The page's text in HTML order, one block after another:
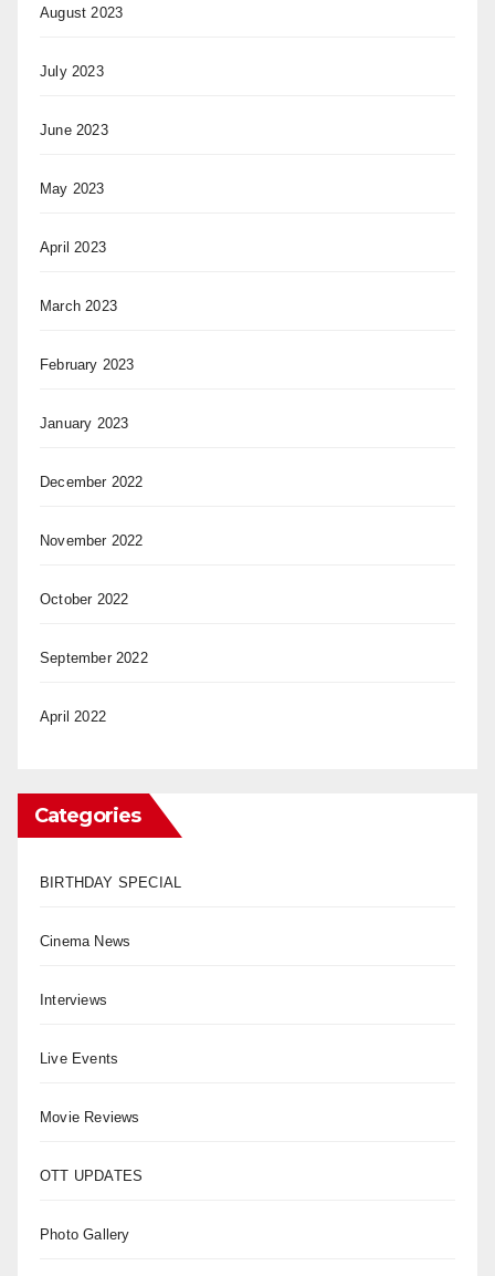
August 2023
July 2023
June 2023
May 2023
April 2023
March 2023
February 2023
January 2023
December 2022
November 2022
October 2022
September 2022
April 2022
Categories
BIRTHDAY SPECIAL
Cinema News
Interviews
Live Events
Movie Reviews
OTT UPDATES
Photo Gallery